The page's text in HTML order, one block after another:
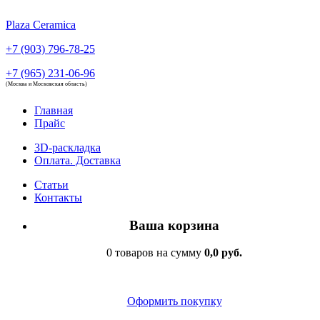
Plaza Ceramica
+7 (903) 796-78-25
+7 (965) 231-06-96
(Москва и Московская область)
Главная
Прайс
3D-раскладка
Оплата. Доставка
Статьи
Контакты
Ваша корзина
0 товаров на сумму 0,0 руб.
Оформить покупку